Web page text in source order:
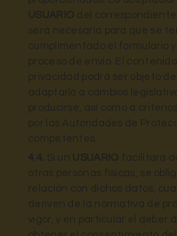
USUARIO del correspondiente
será necesaria para que se
cumplimentado el formulario
proceso de envío. El
privacidad podrá ser objeto
adaptarlo a cambios
producirse, así como a
por las Autoridades de
competentes.
4.4. Si un USUARIO facilitara
otras personas físicas, se
relación con dichos datos,
deriven de la normativa de
vigor, y en particular el deber